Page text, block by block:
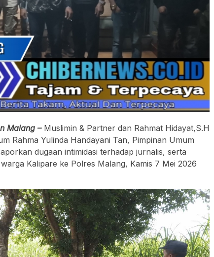
Malang –Muslimin & Partner dan Rahmat Hidayat,S.H
Rahma Yulinda Handayani Tan, Pimpinan Umum
dugaan intimidasi terhadap jurnalis, serta
Kalipare ke Polres Malang, Kamis 7 Mei 2026